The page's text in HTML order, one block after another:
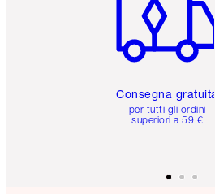
Consegna gratuita
per tutti gli ordini
superiori a 59 €